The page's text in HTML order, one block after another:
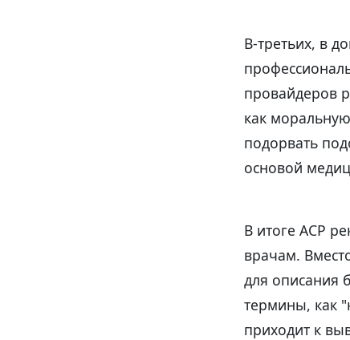
В-третьих, в
провайдеров
как
подорвать
основой
В итоге ACP
врачам.
для описания
термины, как
приходит к